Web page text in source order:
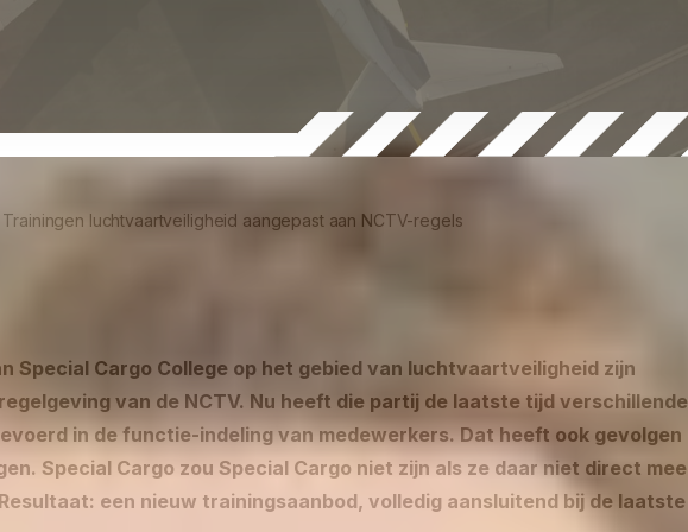
Trainingen luchtvaartveiligheid aangepast aan NCTV-regels
Special Cargo College op het gebied van luchtvaartveiligheid zijn
van de NCTV. Nu heeft die partij de laatste tijd verschillende
in de functie-indeling van medewerkers. Dat heeft ook gevolgen
Special Cargo zou Special Cargo niet zijn als ze daar niet direct mee
een nieuw trainingsaanbod, volledig aansluitend bij de laatste